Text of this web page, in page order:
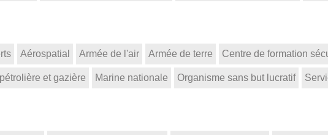
Aérospatial Armée de l'air Armée de terre Centre de formation
et gazière Marine nationale Organisme sans but lucratif